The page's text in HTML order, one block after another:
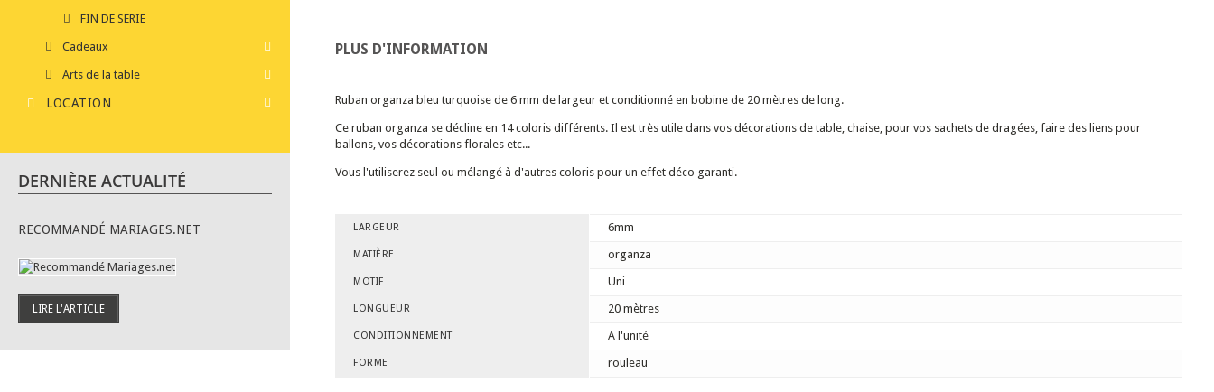
FIN DE SERIE
Cadeaux
Arts de la table
LOCATION
DERNIÈRE ACTUALITÉ
RECOMMANDÉ MARIAGES.NET
LIRE L'ARTICLE
PLUS D'INFORMATION
Ruban organza bleu turquoise de 6 mm de largeur et conditionné en bobine de 20 mètres de long.
Ce ruban organza se décline en 14 coloris différents. Il est très utile dans vos décorations de table, chaise, pour vos sachets de dragées, faire des liens pour
ballons, vos décorations florales etc...
Vous l'utiliserez seul ou mélangé à d'autres coloris pour un effet déco garanti.
LARGEUR 6mm
MATIÈRE organza
MOTIF Uni
LONGUEUR 20 mètres
CONDITIONNEMENT A l'unité
FORME rouleau